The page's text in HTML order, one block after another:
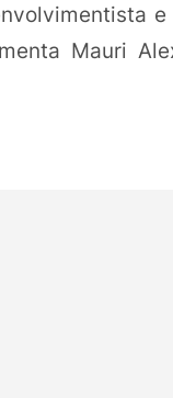
Mauri